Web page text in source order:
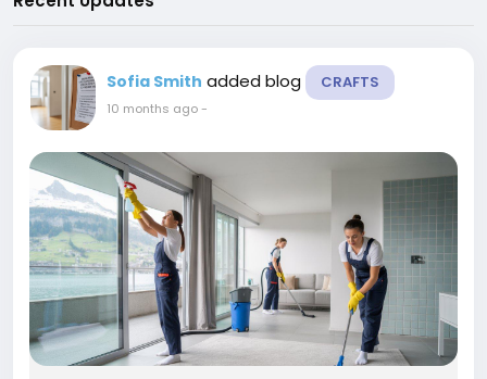
Sofia Smith added blog CRAFTS
10 months ago-